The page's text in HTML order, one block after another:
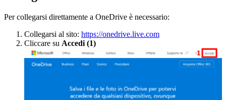
Per collegarsi direttamente a OneDrive è necessario:
Collegarsi al sito: https://onedrive.live.com
Cliccare su Accedi (1)